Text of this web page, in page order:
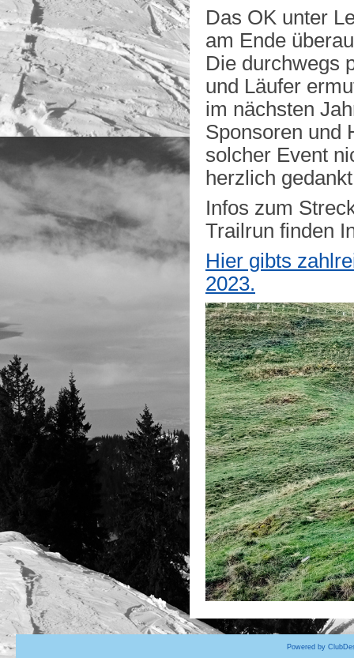
Das OK unter
am Ende
Die durchwegs
und Läufer
im nächsten
Sponsoren und
solcher Event
herzlich
Infos zum
Trailrun finden
Hier gibts
2023.
Powered by